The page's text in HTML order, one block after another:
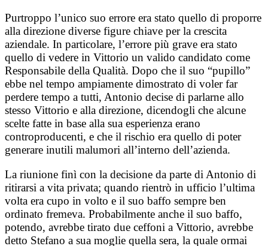
Purtroppo l’unico suo errore era stato quello di proporre
alla direzione diverse figure chiave per la crescita
aziendale. In particolare, l’errore più grave era stato
quello di vedere in Vittorio un valido candidato come
Responsabile della Qualità. Dopo che il suo “pupillo”
ebbe nel tempo ampiamente dimostrato di voler far
perdere tempo a tutti, Antonio decise di parlarne allo
stesso Vittorio e alla direzione, dicendogli che alcune
scelte fatte in base alla sua esperienza erano
controproducenti, e che il rischio era quello di poter
generare inutili malumori all’interno dell’azienda.
La riunione finì con la decisione da parte di Antonio di
ritirarsi a vita privata; quando rientrò in ufficio l’ultima
volta era cupo in volto e il suo baffo sempre ben
ordinato fremeva. Probabilmente anche il suo baffo,
potendo, avrebbe tirato due ceffoni a Vittorio, avrebbe
detto Stefano a sua moglie quella sera, la quale ormai